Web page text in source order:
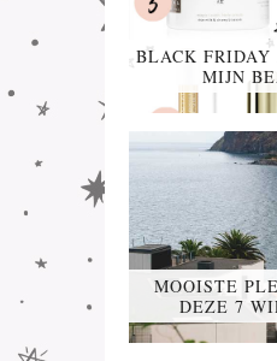
BLACK
MIJN
MOOISTE
DEZE 7